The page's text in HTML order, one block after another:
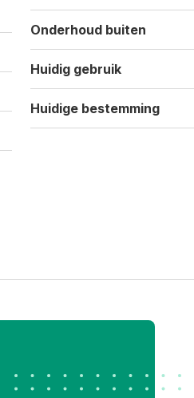
Onderhoud buiten
Huidig gebruik
Huidige bestemming